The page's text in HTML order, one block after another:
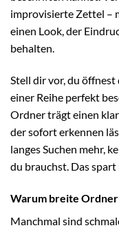
improvisierte Zettel –
einen Look, der
behalten.
Stell dir vor, du
einer Reihe perfekt
Ordner trägt einen
der sofort erkennen
langes Suchen mehr,
du brauchst. Das
Warum breite
Manchmal sind